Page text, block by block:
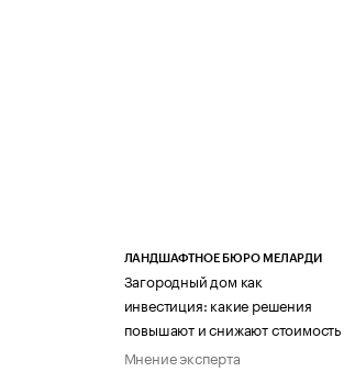
ЛАНДШАФТНОЕ БЮРО МЕЛАРДИ
Загородный дом как
инвестиция: какие решения
повышают и снижают стоимость
Мнение эксперта